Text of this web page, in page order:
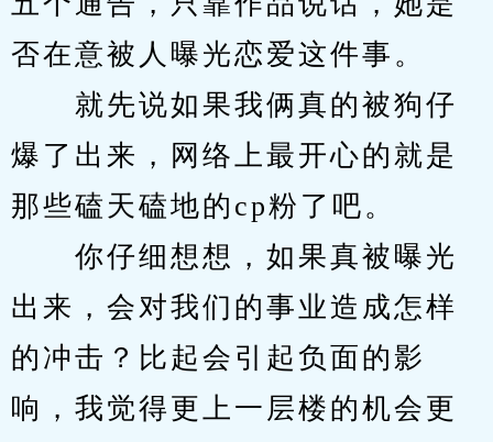
否在意被人曝光恋爱这件事。
就先说如果我俩真的被狗仔
爆了出来，网络上最开心的就是
那些磕天磕地的cp粉了吧。
你仔细想想，如果真被曝光
出来，会对我们的事业造成怎样
的冲击？比起会引起负面的影
响，我觉得更上一层楼的机会更